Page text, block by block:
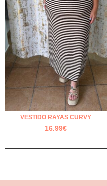
VESTIDO RAYAS CURVY
16.99€